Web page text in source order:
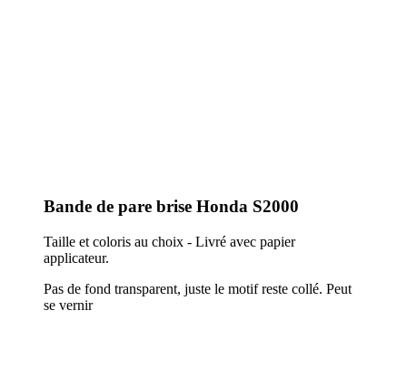
Bande de pare brise Honda S2000
Taille et coloris au choix - Livré avec papier
applicateur.
Pas de fond transparent, juste le motif reste collé. Peut
se vernir